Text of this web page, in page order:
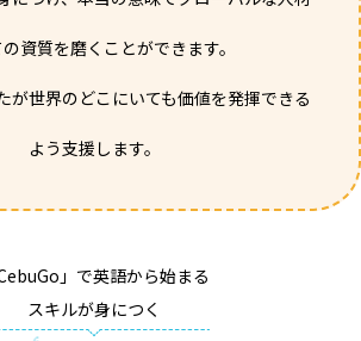
資質を磨くことができます。
が世界のどこにいても価値を発揮できる
よう支援します。
CebuGo」で英語から始まる
スキルが身につく